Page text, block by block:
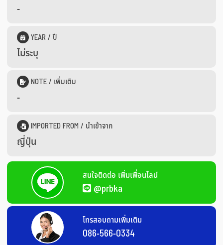
-
YEAR / ปี
ไม่ระบุ
NOTE / เพิ่มเติม
-
IMPORTED FROM / นำเข้าจาก
ญี่ปุ่น
สนใจติดต่อ เพิ่มเพื่อนไลน์
@prbka
โทรสอบถามเพิ่มเติม
086-566-0334